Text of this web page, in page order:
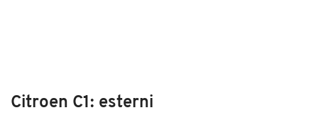
Citroen C1: esterni